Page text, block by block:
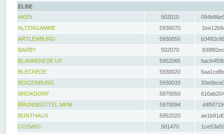
ELBE
AKEN
502010
ALTENGAMME
5930070
ARTLENBURG
5930050
BARBY
502070
BLANKENESE UF
5952065
BLECKEDE
5930020
BOIZENBURG
5930033
BROKDORF
5970050
BRUNSBÜTTEL MPM
5970094
BUNTHAUS
5952020
COSWIG
501470